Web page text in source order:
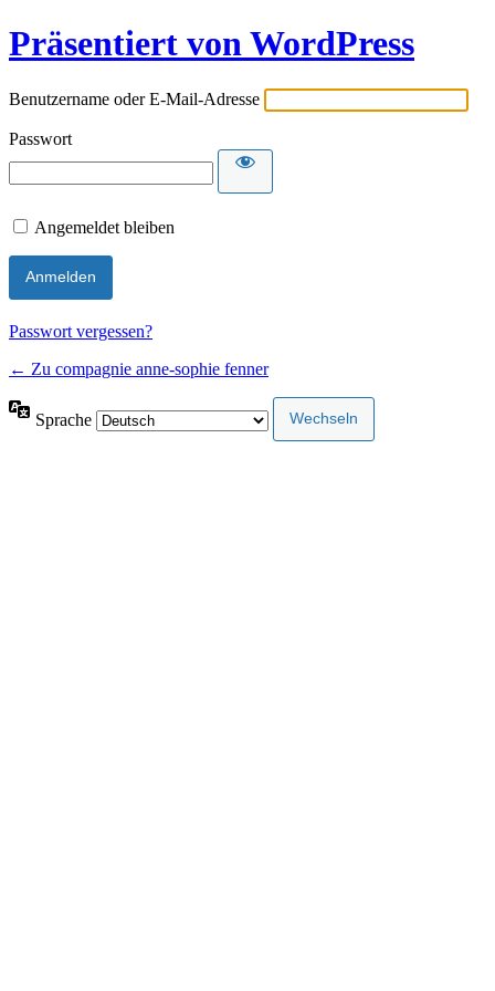
Präsentiert von WordPress
Benutzername oder E-Mail-Adresse
Passwort
Angemeldet bleiben
Passwort vergessen?
← Zu compagnie anne-sophie fenner
Sprache